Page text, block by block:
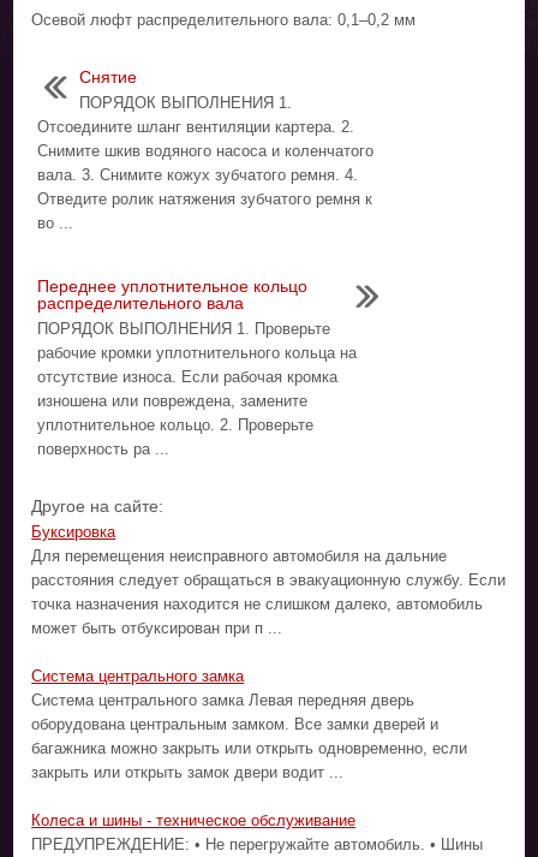
Осевой люфт распределительного вала: 0,1–0,2 мм
Снятие
ПОРЯДОК ВЫПОЛНЕНИЯ 1.
Отсоедините шланг вентиляции картера. 2.
Снимите шкив водяного насоса и коленчатого
вала. 3. Снимите кожух зубчатого ремня. 4.
Отведите ролик натяжения зубчатого ремня к
во ...
Переднее уплотнительное кольцо
распределительного вала
ПОРЯДОК ВЫПОЛНЕНИЯ 1. Проверьте
рабочие кромки уплотнительного кольца на
отсутствие износа. Если рабочая кромка
изношена или повреждена, замените
уплотнительное кольцо. 2. Проверьте
поверхность ра ...
Другое на сайте:
Буксировка
Для перемещения неисправного автомобиля на дальние
расстояния следует обращаться в эвакуационную службу. Если
точка назначения находится не слишком далеко, автомобиль
может быть отбуксирован при п ...
Система центрального замка
Система центрального замка Левая передняя дверь
оборудована центральным замком. Все замки дверей и
багажника можно закрыть или открыть одновременно, если
закрыть или открыть замок двери водит ...
Колеса и шины - техническое обслуживание
ПРЕДУПРЕЖДЕНИЕ: • Не перегружайте автомобиль. • Шины